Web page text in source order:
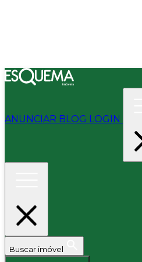
ANUNCIAR BLOG LOGIN
Buscar imóvel